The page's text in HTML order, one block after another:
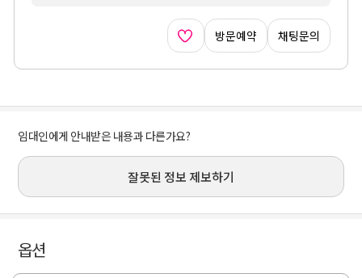
방문예약 채팅문의
임대인에게 안내받은 내용과 다른가요?
잘못된 정보 제보하기
옵션